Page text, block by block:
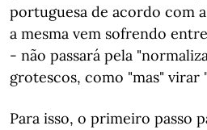
portuguesa de acordo com
a mesma vem sofrendo
- não passará pela
grotescos, como "mas" virar
Para isso, o primeiro passo